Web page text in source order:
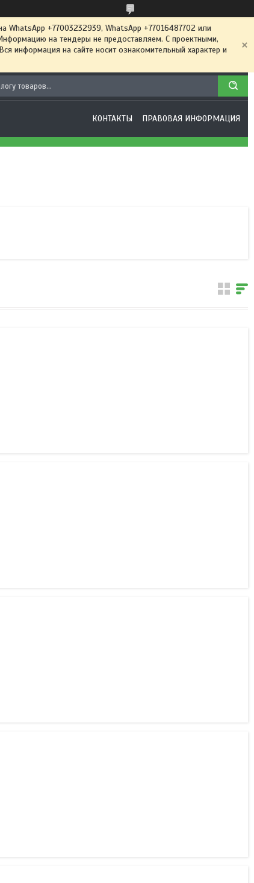
+77003232939, WhatsApp +77016487702 или
на тендеры не предоставляем. С проектными,
информация на сайте носит ознакомительный характер и
КОНТАКТЫ ПРАВОВАЯ ИНФОРМАЦИЯ